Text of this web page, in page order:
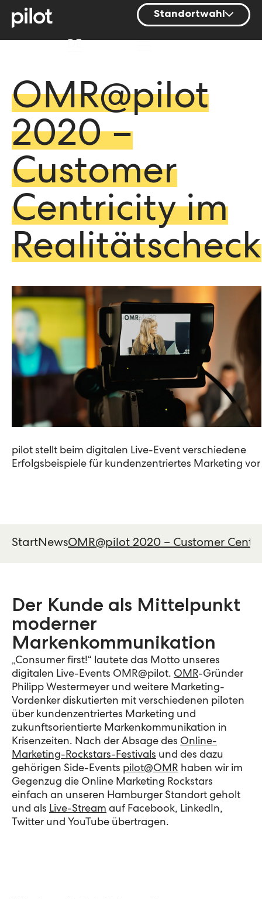
Standortwahl
Berlin
Mainz
München
OMR@pilot
2020 –
Customer
Centricity im
Realitätscheck
pilot stellt beim digitalen Live-Event verschiedene
Erfolgsbeispiele für kundenzentriertes Marketing vor
StartNewsOMR@pilot 2020 – Customer
Der Kunde als Mittelpunkt
moderner
Markenkommunikation
„Consumer first!“ lautete das Motto unseres
digitalen Live-Events OMR@pilot. OMR-Gründer
Philipp Westermeyer und weitere Marketing-
Vordenker diskutierten mit verschiedenen piloten
über kundenzentriertes Marketing und
zukunftsorientierte Markenkommunikation in
Krisenzeiten. Nach der Absage des Online-
Marketing-Rockstars-Festivals und des dazu
gehörigen Side-Events pilot@OMR haben wir im
Gegenzug die Online Marketing Rockstars
einfach an unseren Hamburger Standort geholt
und als Live-Stream auf Facebook, LinkedIn,
Twitter und YouTube übertragen.